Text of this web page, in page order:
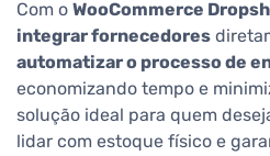
Com o WooCommerce
integrar fornecedores
automatizar o processo de
economizando tempo e
solução ideal para quem
lidar com estoque físico e